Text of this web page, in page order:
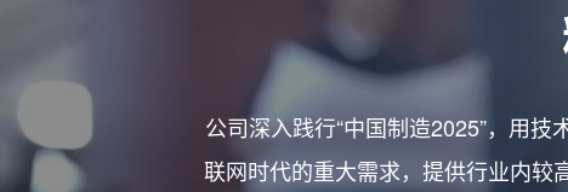
公司深入践行“中国制造2025”，用
联网时代的重大需求，提供行业内较